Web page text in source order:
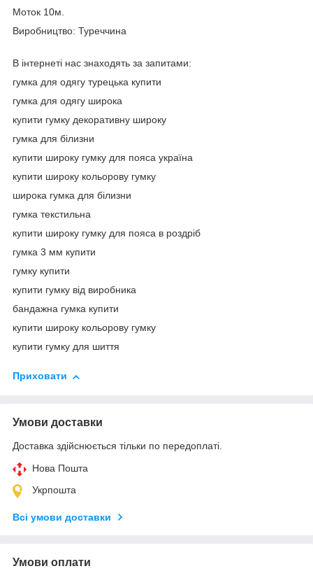
Моток 10м.
Виробництво: Туреччина
В інтернеті нас знаходять за запитами:
гумка для одягу турецька купити
гумка для одягу широка
купити гумку декоративну широку
гумка для білизни
купити широку гумку для пояса україна
купити широку кольорову гумку
широка гумка для білизни
гумка текстильна
купити широку гумку для пояса в роздріб
гумка 3 мм купити
гумку купити
купити гумку від виробника
бандажна гумка купити
купити широку кольорову гумку
купити гумку для шиття
Приховати
Умови доставки
Доставка здійснюється тільки по передоплаті.
Нова Пошта
Укрпошта
Всі умови доставки
Умови оплати